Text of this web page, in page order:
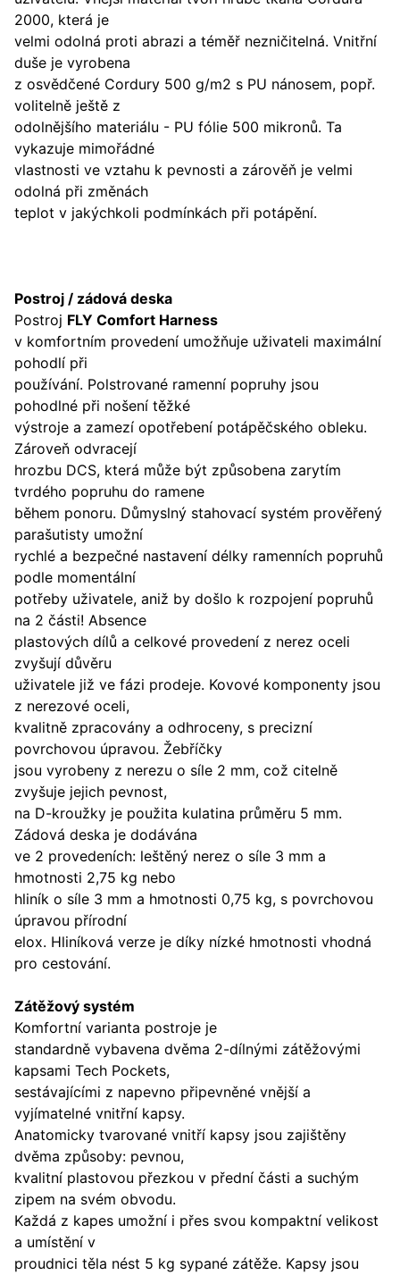
2000, která je
velmi odolná proti abrazi a téměř nezničitelná. Vnitřní
duše je vyrobena
z osvědčené Cordury 500 g/m2 s PU nánosem, popř.
volitelně ještě z
odolnějšího materiálu - PU fólie 500 mikronů. Ta
vykazuje mimořádné
vlastnosti ve vztahu k pevnosti a zárověň je velmi
odolná při změnách
teplot v jakýchkoli podmínkách při potápění.
Postroj / zádová deska
Postroj FLY Comfort Harness
v komfortním provedení umožňuje uživateli maximální
pohodlí při
používání. Polstrované ramenní popruhy jsou
pohodlné při nošení těžké
výstroje a zamezí opotřebení potápěčského obleku.
Zároveň odvracejí
hrozbu DCS, která může být způsobena zarytím
tvrdého popruhu do ramene
během ponoru. Důmyslný stahovací systém prověřený
parašutisty umožní
rychlé a bezpečné nastavení délky ramenních popruhů
podle momentální
potřeby uživatele, aniž by došlo k rozpojení popruhů
na 2 části! Absence
plastových dílů a celkové provedení z nerez oceli
zvyšují důvěru
uživatele již ve fázi prodeje. Kovové komponenty jsou
z nerezové oceli,
kvalitně zpracovány a odhroceny, s precizní
povrchovou úpravou. Žebříčky
jsou vyrobeny z nerezu o síle 2 mm, což citelně
zvyšuje jejich pevnost,
na D-kroužky je použita kulatina průměru 5 mm.
Zádová deska je dodávána
ve 2 provedeních: leštěný nerez o síle 3 mm a
hmotnosti 2,75 kg nebo
hliník o síle 3 mm a hmotnosti 0,75 kg, s povrchovou
úpravou přírodní
elox. Hliníková verze je díky nízké hmotnosti vhodná
pro cestování.
Zátěžový systém
Komfortní varianta postroje je
standardně vybavena dvěma 2-dílnými zátěžovými
kapsami Tech Pockets,
sestávajícími z napevno připevněné vnější a
vyjímatelné vnitřní kapsy.
Anatomicky tvarované vnitří kapsy jsou zajištěny
dvěma způsoby: pevnou,
kvalitní plastovou přezkou v přední části a suchým
zipem na svém obvodu.
Každá z kapes umožní i přes svou kompaktní velikost
a umístění v
proudnici těla nést 5 kg sypané zátěže. Kapsy jsou